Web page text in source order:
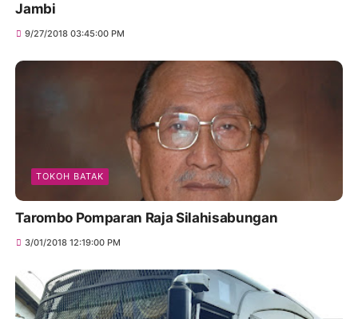
Jambi
9/27/2018 03:45:00 PM
TOKOH BATAK
Tarombo Pomparan Raja Silahisabungan
3/01/2018 12:19:00 PM